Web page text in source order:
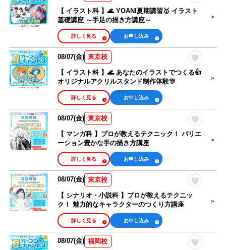
【 イラスト科 】🌊 YOANI夏期講習🥇 イラスト
基礎講座 ～手足の描き方講座～
お申し込み
詳しく見る
08/07(金) 東京校
【 イラスト科 】🌊 あなたのイラストでつくる👍
オリジナルアクリルスタンド制作体験🎊
お申し込み
詳しく見る
08/07(金) 東京校
【 マンガ科 】プロが教えるテクニック！ バリエ
ーション豊かな手の描き方講座
お申し込み
詳しく見る
08/07(金) 東京校
【 シナリオ・小説科 】プロが教えるテクニッ
ク！ 魅力的なキャラクターのつくり方講座
お申し込み
詳しく見る
08/07(金) 福岡校